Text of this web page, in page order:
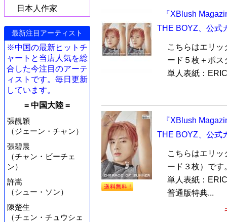
日本人作家
最新注目アーティスト
※中国の最新ヒットチ
ャートと当店人気を総
合した今注目のアーテ
ィストです。毎日更新
しています。
= 中国大陸 =
張靚穎
（ジェーン・チャン）
張碧晨
（チャン・ビーチェ
ン）
許嵩
（シュー・ソン）
陳楚生
（チェン・チュウシェ
『XBlush
THE BOYZ、公式
こちらはエリ
ード５枚＋ポス
単人表紙：
『XBlush
THE BOYZ、公式
こちらはエリ
ード３枚）です
単人表紙：
普通版特典...